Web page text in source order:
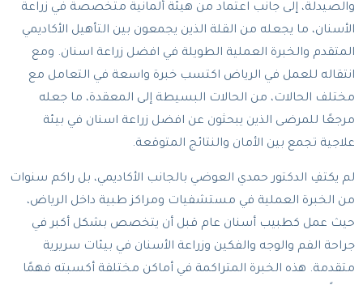
والصيدلة، إلى جانب اعتماد من هيئة ألمانية متخصصة في زراعة
الأسنان، ما يجعله من القلة الذين يجمعون بين التأهيل الأكاديمي
المتقدم والخبرة العملية الطويلة في افضل زراعة اسنان. ومع
انتقاله للعمل في الرياض اكتسب خبرة واسعة في التعامل مع
مختلف الحالات، من الحالات البسيطة إلى المعقدة، ما جعله
مرجعًا للمرضى الذين يبحثون عن افضل زراعة اسنان في بيئة
علاجية تجمع بين الأمان والنتائج المتوقعة.
لم يكتفِ الدكتور حمدي العوضي بالجانب الأكاديمي، بل راكم سنوات
من الخبرة العملية في مستشفيات ومراكز طبية داخل الرياض،
حيث عمل كطبيب أسنان عام قبل أن يتخصص بشكل أكبر في
جراحة الفم والوجه والفكين وزراعة الأسنان في بيئات سريرية
متقدمة. هذه الخبرة المتراكمة في أماكن مختلفة أكسبته فهمًا